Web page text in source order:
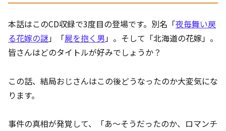
本話はこのCD収録で3度目の登場です。別名「夜毎舞い戻
る花嫁の謎」「屍を抱く男」。そして「北海道の花嫁」。
皆さんはどのタイトルが好みでしょうか？
この話、結局おじさんはこの後どうなったのか大変気にな
ります。
事件の真相が発覚して、「あ～そうだったのか、ロマンチ